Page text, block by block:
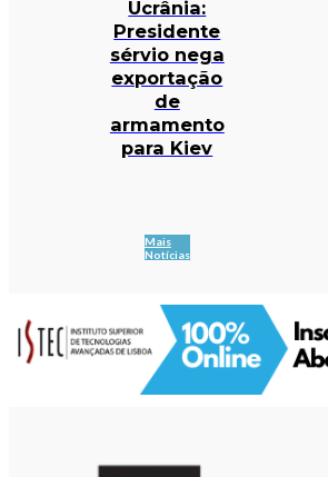
Ucrânia:
Presidente
sérvio nega
exportação
de
armamento
para Kiev
Mais
Notícias